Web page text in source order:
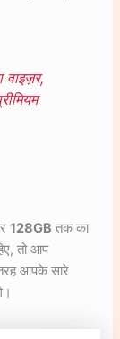
128GB तक का
तो आप
आपके सारे